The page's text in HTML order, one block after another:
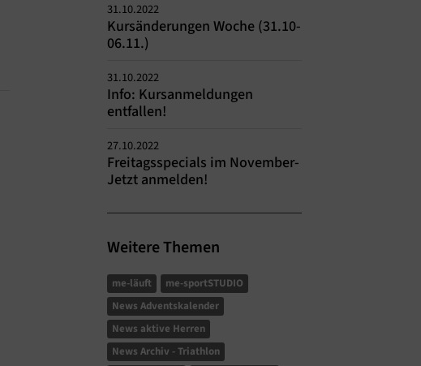
31.10.2022
Kursänderungen Woche (31.10-
06.11.)
31.10.2022
Info: Kursanmeldungen
entfallen!
27.10.2022
Freitagsspecials im November-
Jetzt anmelden!
Weitere Themen
me-läuft
me-sportSTUDIO
News Adventskalender
News aktive Herren
News Archiv - Triathlon